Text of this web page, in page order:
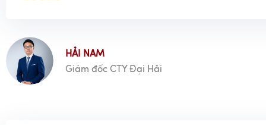
HẢI NAM
Giám đốc CTY Đại Hải